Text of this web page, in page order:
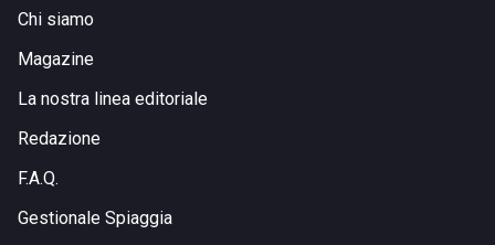
Chi siamo
Magazine
La nostra linea editoriale
Redazione
F.A.Q.
Gestionale Spiaggia